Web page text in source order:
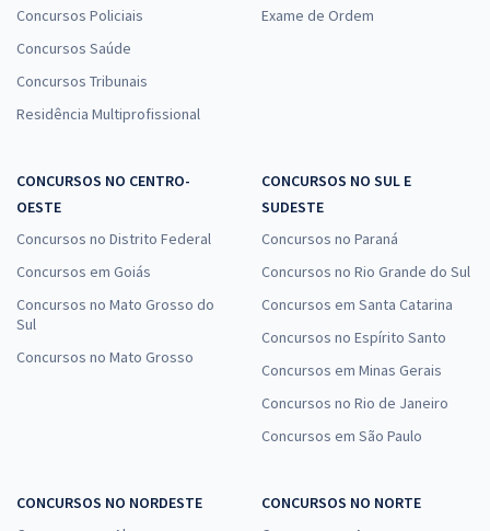
Concursos Policiais
Concursos Saúde
Concursos Tribunais
Residência Multiprofissional
Exame de Ordem
CONCURSOS NO CENTRO-
OESTE
Concursos no Distrito Federal
Concursos em Goiás
Concursos no Mato Grosso do
Sul
Concursos no Mato Grosso
CONCURSOS NO SUL E
SUDESTE
Concursos no Paraná
Concursos no Rio Grande do Sul
Concursos em Santa Catarina
Concursos no Espírito Santo
Concursos em Minas Gerais
Concursos no Rio de Janeiro
Concursos em São Paulo
CONCURSOS NO NORDESTE
CONCURSOS NO NORTE